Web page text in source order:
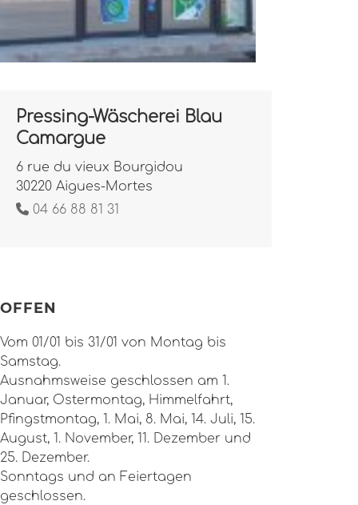
Pressing-Wäscherei Blau
Camargue
6 rue du vieux Bourgidou
30220 Aigues-Mortes
04 66 88 81 31
OFFEN
Vom 01/01 bis 31/01 von Montag bis
Samstag.
Ausnahmsweise geschlossen am 1.
Januar, Ostermontag, Himmelfahrt,
Pfingstmontag, 1. Mai, 8. Mai, 14. Juli, 15.
August, 1. November, 11. Dezember und
25. Dezember.
Sonntags und an Feiertagen
geschlossen.